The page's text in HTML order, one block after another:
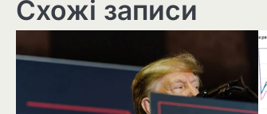
Схожі записи